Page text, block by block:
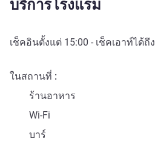
บริการโรงแรม
เช็คอินตั้งแต่ 15:00 - เช็คเอาท์ได้ถึง
ในสถานที่
ร้านอาหาร
Wi-Fi
บาร์